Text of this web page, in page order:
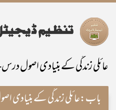
عائلی زندگی کے بنیادی اصول درس-
باب:عائلی زندگی کے بنیادی